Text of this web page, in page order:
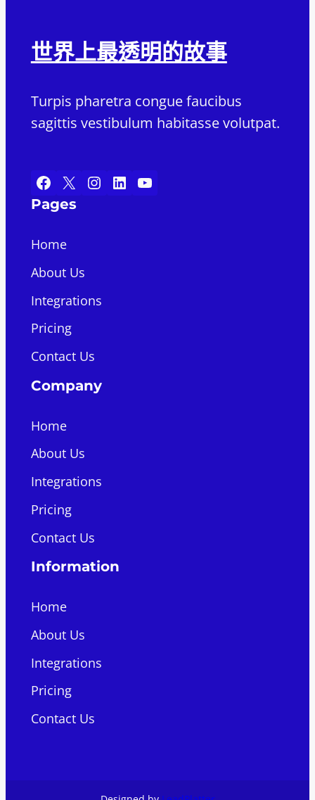
世界上最透明的故事
Turpis pharetra congue faucibus
sagittis vestibulum habitasse volutpat.
Facebook X Instagram LinkedIn YouTube
Pages
Home
About Us
Integrations
Pricing
Contact Us
Company
Home
About Us
Integrations
Pricing
Contact Us
Information
Home
About Us
Integrations
Pricing
Contact Us